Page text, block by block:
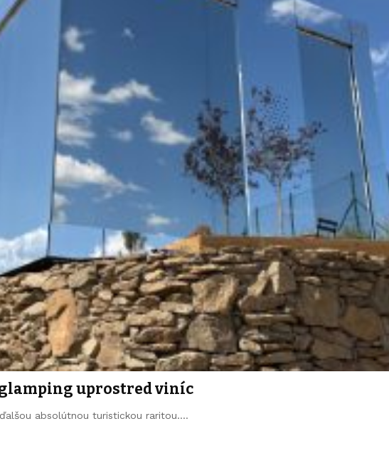
uprostred viníc
absolútnou turistickou raritou.…